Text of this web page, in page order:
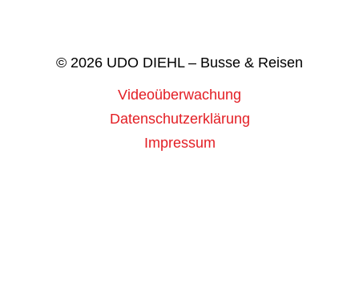
© 2026 UDO DIEHL – Busse & Reisen
Videoüberwachung
Datenschutzerklärung
Impressum